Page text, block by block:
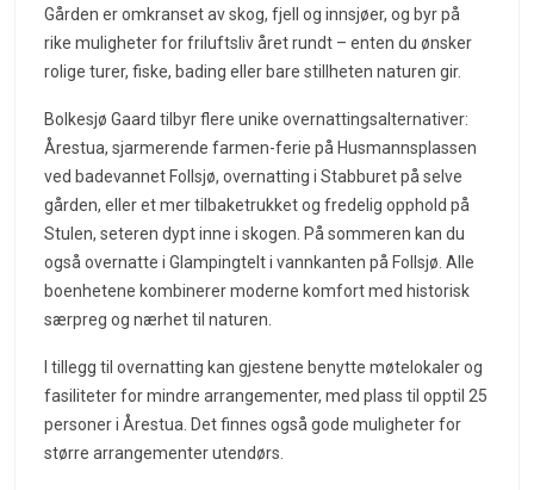
Gården er omkranset av skog, fjell og innsjøer, og byr på
rike muligheter for friluftsliv året rundt – enten du ønsker
rolige turer, fiske, bading eller bare stillheten naturen gir.
Bolkesjø Gaard tilbyr flere unike overnattingsalternativer:
Årestua, sjarmerende farmen-ferie på Husmannsplassen
ved badevannet Follsjø, overnatting i Stabburet på selve
gården, eller et mer tilbaketrukket og fredelig opphold på
Stulen, seteren dypt inne i skogen. På sommeren kan du
også overnatte i Glampingtelt i vannkanten på Follsjø. Alle
boenhetene kombinerer moderne komfort med historisk
særpreg og nærhet til naturen.
I tillegg til overnatting kan gjestene benytte møtelokaler og
fasiliteter for mindre arrangementer, med plass til opptil 25
personer i Årestua. Det finnes også gode muligheter for
større arrangementer utendørs.